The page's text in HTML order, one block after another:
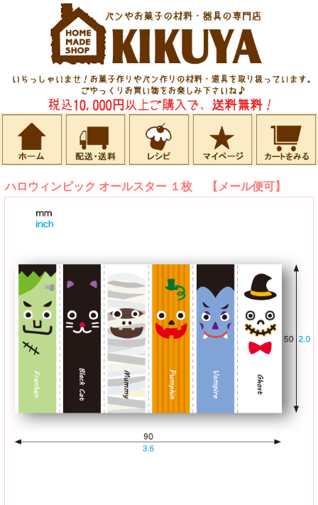
ハロウィンピック オールスター １枚 【メール便可】